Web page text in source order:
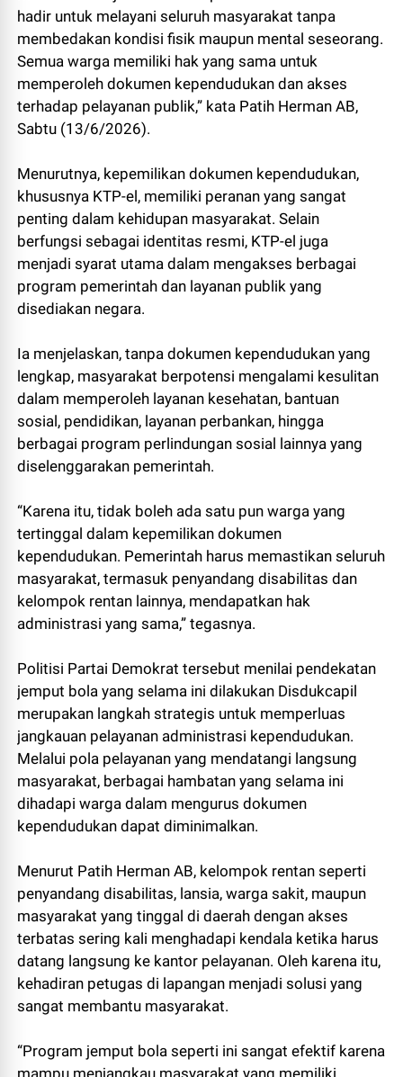
hadir untuk melayani seluruh masyarakat tanpa
membedakan kondisi fisik maupun mental seseorang.
Semua warga memiliki hak yang sama untuk
memperoleh dokumen kependudukan dan akses
terhadap pelayanan publik,” kata Patih Herman AB,
Sabtu (13/6/2026).
Menurutnya, kepemilikan dokumen kependudukan,
khususnya KTP-el, memiliki peranan yang sangat
penting dalam kehidupan masyarakat. Selain
berfungsi sebagai identitas resmi, KTP-el juga
menjadi syarat utama dalam mengakses berbagai
program pemerintah dan layanan publik yang
disediakan negara.
Ia menjelaskan, tanpa dokumen kependudukan yang
lengkap, masyarakat berpotensi mengalami kesulitan
dalam memperoleh layanan kesehatan, bantuan
sosial, pendidikan, layanan perbankan, hingga
berbagai program perlindungan sosial lainnya yang
diselenggarakan pemerintah.
“Karena itu, tidak boleh ada satu pun warga yang
tertinggal dalam kepemilikan dokumen
kependudukan. Pemerintah harus memastikan seluruh
masyarakat, termasuk penyandang disabilitas dan
kelompok rentan lainnya, mendapatkan hak
administrasi yang sama,” tegasnya.
Politisi Partai Demokrat tersebut menilai pendekatan
jemput bola yang selama ini dilakukan Disdukcapil
merupakan langkah strategis untuk memperluas
jangkauan pelayanan administrasi kependudukan.
Melalui pola pelayanan yang mendatangi langsung
masyarakat, berbagai hambatan yang selama ini
dihadapi warga dalam mengurus dokumen
kependudukan dapat diminimalkan.
Menurut Patih Herman AB, kelompok rentan seperti
penyandang disabilitas, lansia, warga sakit, maupun
masyarakat yang tinggal di daerah dengan akses
terbatas sering kali menghadapi kendala ketika harus
datang langsung ke kantor pelayanan. Oleh karena itu,
kehadiran petugas di lapangan menjadi solusi yang
sangat membantu masyarakat.
“Program jemput bola seperti ini sangat efektif karena
mampu menjangkau masyarakat yang memiliki